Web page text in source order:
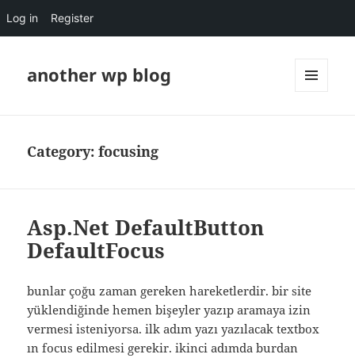
Log in Register
another wp blog
Category:focusing
Asp.Net DefaultButton
DefaultFocus
bunlar çoğu zaman gereken hareketlerdir. bir site
yüklendiğinde hemen bişeyler yazıp aramaya izin
vermesi isteniyorsa. ilk adım yazı yazılacak textbox
ın focus edilmesi gerekir. ikinci adımda burdan